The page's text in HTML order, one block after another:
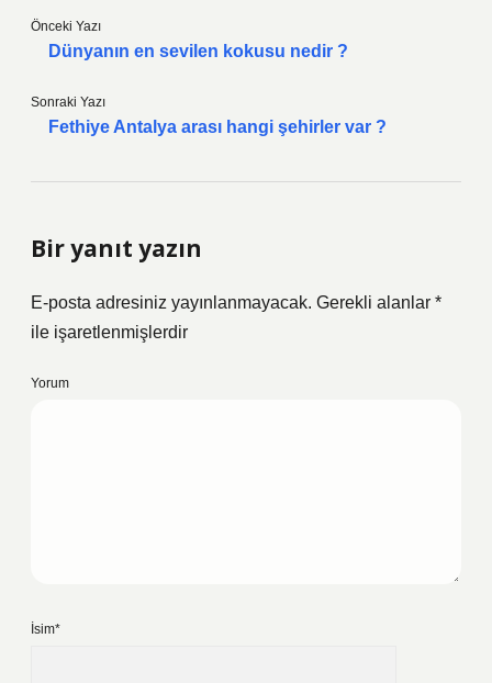
Önceki Yazı
Dünyanın en sevilen kokusu nedir ?
Sonraki Yazı
Fethiye Antalya arası hangi şehirler var ?
Bir yanıt yazın
E-posta adresiniz yayınlanmayacak. Gerekli alanlar *
ile işaretlenmişlerdir
Yorum
İsim*